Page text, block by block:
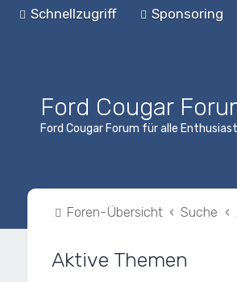
Schnellzugriff Sponsoring
Ford Cougar
Ford Cougar Forum für alle
Foren-Übersicht Suche
Aktive Themen